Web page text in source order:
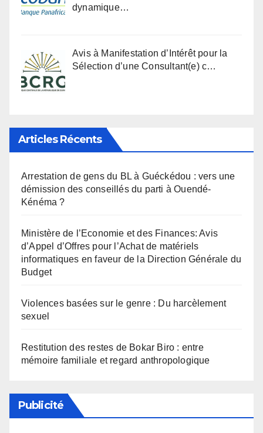
dynamique…
Avis à Manifestation d’Intérêt pour la
Sélection d’une Consultant(e) c…
Articles Récents
Arrestation de gens du BL à Guéckédou : vers une
démission des conseillés du parti à Ouendé-
Kénéma ?
Ministère de l’Economie et des Finances: Avis
d’Appel d’Offres pour l’Achat de matériels
informatiques en faveur de la Direction Générale du
Budget
Violences basées sur le genre : Du harcèlement
sexuel
Restitution des restes de Bokar Biro : entre
mémoire familiale et regard anthropologique
Publicité